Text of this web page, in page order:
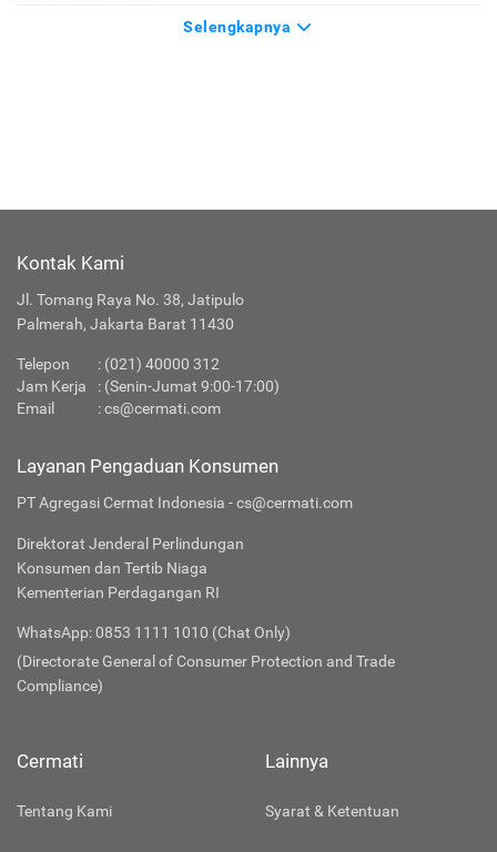
Selengkapnya
Kontak Kami
Jl. Tomang Raya No. 38, Jatipulo
Palmerah, Jakarta Barat 11430
Telepon : (021) 40000 312
Jam Kerja
: (Senin-Jumat 9:00-17:00)
Email
:cs@cermati.com
Layanan Pengaduan Konsumen
PT Agregasi Cermat Indonesia - cs@cermati.com
Direktorat Jenderal Perlindungan
Konsumen dan Tertib Niaga
Kementerian Perdagangan RI
WhatsApp: 0853 1111 1010 (Chat Only)
(Directorate General of Consumer Protection and Trade
Compliance)
Cermati
Tentang Kami
Lainnya
Syarat & Ketentuan